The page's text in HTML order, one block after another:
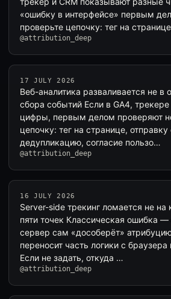
«ошибку в интерфейсе» первым
проверьте цепочку: тег на
@attribution_deep
17 JULY 2026
Веб-аналитика разваливается не в
сбора событий Если в GA4, трекере
цифры, первым делом проверяют
цепочку: тег на странице,
дедупликацию, согласие пользо…
@attribution_deep
16 JULY 2026
Server-side трекинг ломается не на
пяти точек Классическая ошибка —
сервер сам «дособерёт»
переносит часть логики с
Если не задать, откуда …
@attribution_deep